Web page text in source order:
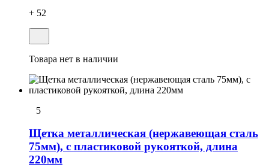
+ 52
Товара нет в наличии
5
Щетка металлическая (нержавеющая сталь
75мм), с пластиковой рукояткой, длина
220мм